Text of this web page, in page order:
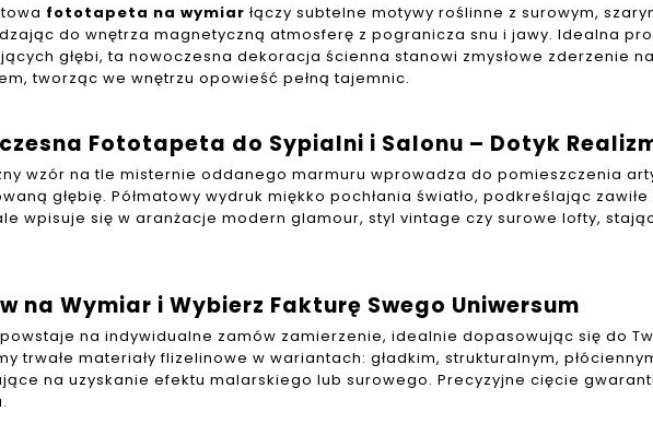
fototapeta na wymiar łączy subtelne motywy roślinne z surowym,
do wnętrza magnetyczną atmosferę z pogranicza snu i jawy. Idealna
głębi, ta nowoczesna dekoracja ścienna stanowi zmysłowe zderzenie
tworząc we wnętrzu opowieść pełną tajemnic.
Fototapeta do Sypialni i Salonu – Dotyk
wzór na tle misternie oddanego marmuru wprowadza do pomieszczenia
głębię. Półmatowy wydruk miękko pochłania światło, podkreślając
wpisuje się w aranżacje modern glamour, styl vintage czy surowe lofty,
na Wymiar i Wybierz Fakturę Swego Uniwersum
na indywidualne zamów zamierzenie, idealnie dopasowując się do
trwałe materiały flizelinowe w wariantach: gładkim, strukturalnym,
na uzyskanie efektu malarskiego lub surowego. Precyzyjne cięcie